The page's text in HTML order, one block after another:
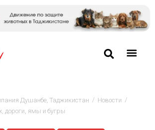
Душанбе, Таджикистан / Новости /
дороги, ямы и бугры